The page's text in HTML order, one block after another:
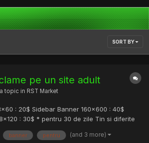
SORT BY
pe un site adult
topic in RST Market
: 20$ Sidebar Banner 160x600 : 40$
: 30$ * pentru 30 de zile Tin si diferite
banner pentru (and 3 more)